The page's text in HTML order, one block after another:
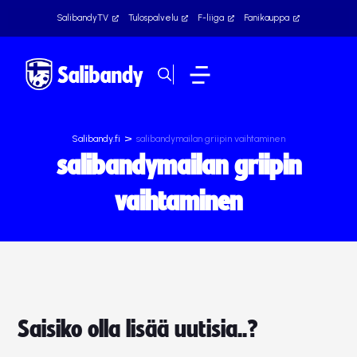
SalibandyTV Tulospalvelu F-liiga Fanikauppa
Salibandy.fi > salibandymailan griipin vaihtaminen
salibandymailan griipin
vaihtaminen
Saisiko olla lisää uutisia..?